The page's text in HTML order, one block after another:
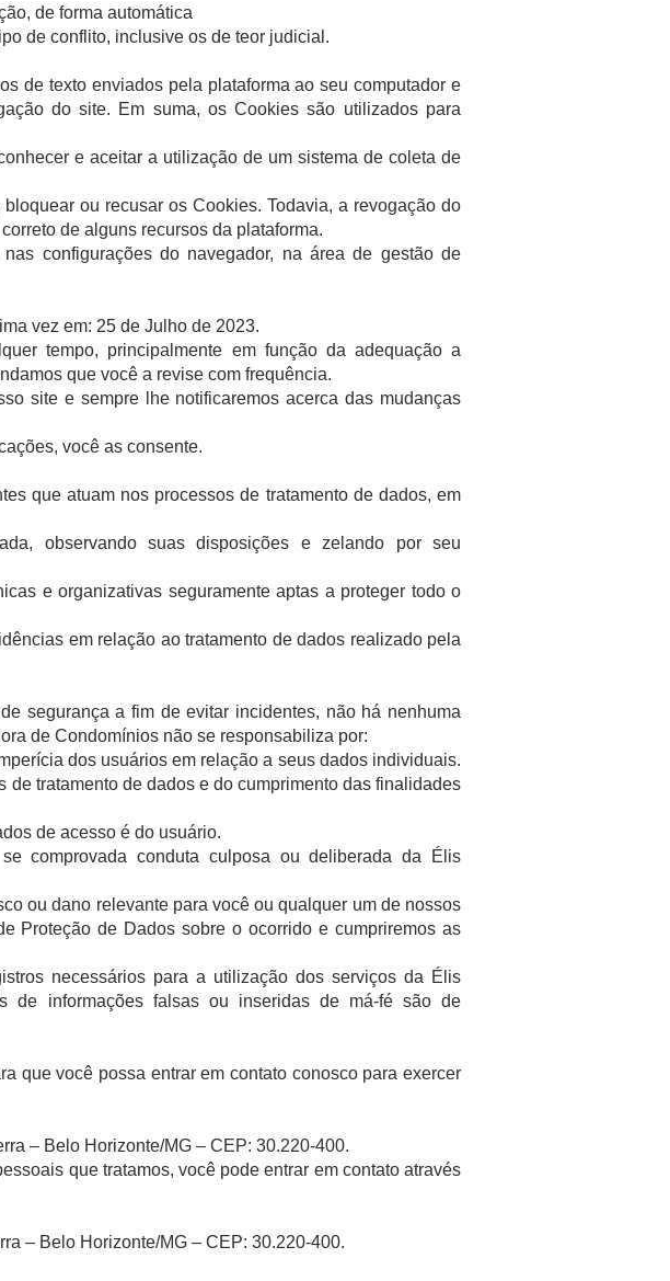
de forma automática
de conflito, inclusive os de teor judicial.
de texto enviados pela plataforma ao seu computador e
do site. Em suma, os Cookies são utilizados para
e aceitar a utilização de um sistema de coleta de
ou recusar os Cookies. Todavia, a revogação do
de alguns recursos da plataforma.
configurações do navegador, na área de gestão de
vez em: 25 de Julho de 2023.
tempo, principalmente em função da adequação a
que você a revise com frequência.
site e sempre lhe notificaremos acerca das mudanças
você as consente.
que atuam nos processos de tratamento de dados, em
observando suas disposições e zelando por seu
e organizativas seguramente aptas a proteger todo o
em relação ao tratamento de dados realizado pela
segurança a fim de evitar incidentes, não há nenhuma
de Condomínios não se responsabiliza por:
dos usuários em relação a seus dados individuais.
tratamento de dados e do cumprimento das finalidades
de acesso é do usuário.
comprovada conduta culposa ou deliberada da Élis
ou dano relevante para você ou qualquer um de nossos
Proteção de Dados sobre o ocorrido e cumpriremos as
necessários para a utilização dos serviços da Élis
de informações falsas ou inseridas de má-fé são de
que você possa entrar em contato conosco para exercer
– Belo Horizonte/MG – CEP: 30.220-400.
que tratamos, você pode entrar em contato através
– Belo Horizonte/MG – CEP: 30.220-400.